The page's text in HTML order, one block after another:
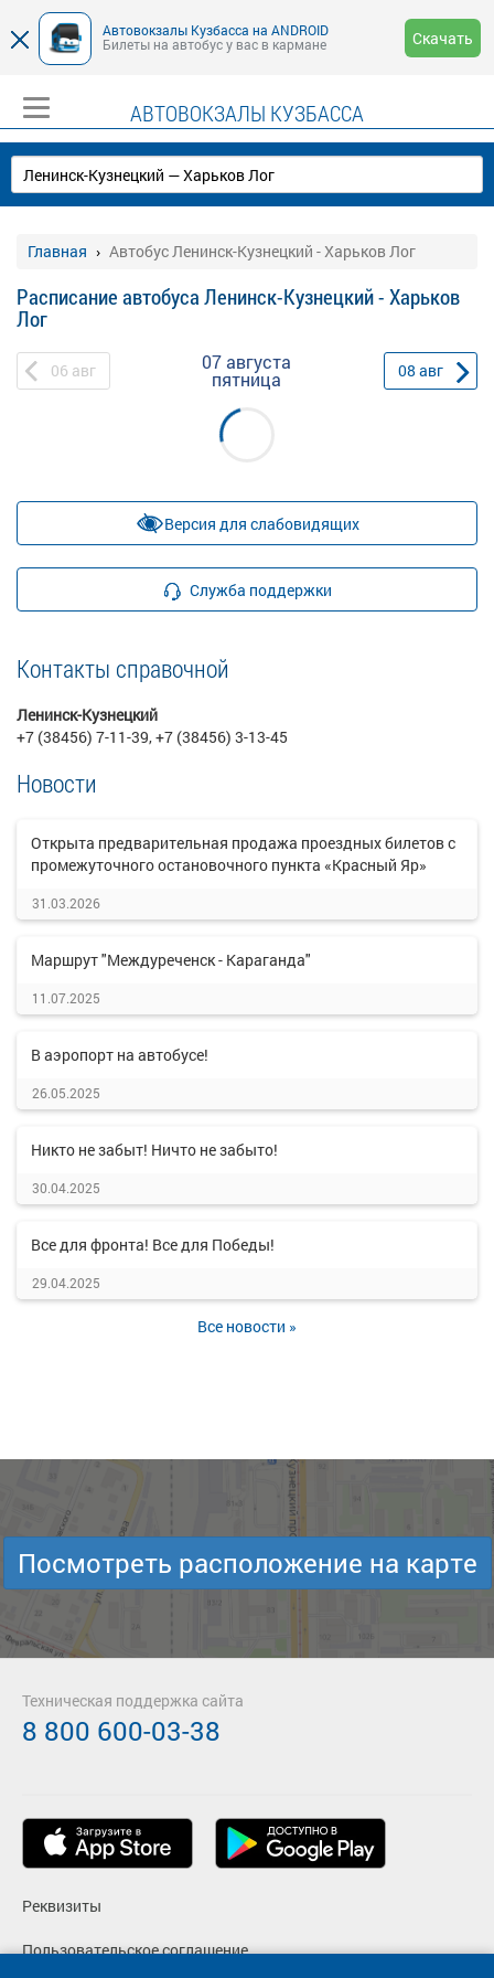
Автовокзалы Кузбасса на ANDROID
Билеты на автобус у вас в кармане
Скачать
АВТОВОКЗАЛЫ КУЗБАССА
Главная Автобус Ленинск-Кузнецкий - Харьков Лог
Расписание автобуса Ленинск-Кузнецкий - Харьков
Лог
06 авг 07 августа
пятница 08 авг
Версия для слабовидящих
Служба поддержки
Контакты справочной
Ленинск-Кузнецкий
+7 (38456) 7-11-39, +7 (38456) 3-13-45
Новости
Открыта предварительная продажа проездных билетов с
промежуточного остановочного пункта «Красный Яр»
31.03.2026
Маршрут "Междуреченск - Караганда"
11.07.2025
В аэропорт на автобусе!
26.05.2025
Никто не забыт! Ничто не забыто!
30.04.2025
Все для фронта! Все для Победы!
29.04.2025
Все новости »
Посмотреть расположение на карте
Реквизиты
Пользовательское соглашение
Техническая поддержка сайта
8 800 600-03-38